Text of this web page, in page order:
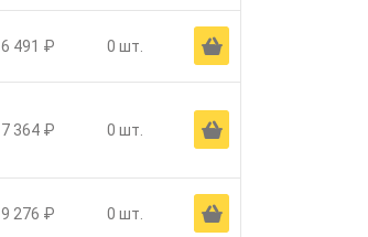
6 491 ₽ 0 шт. Ä
7 364 ₽ 0 шт. Ä
9 276 ₽ 0 шт. Ä